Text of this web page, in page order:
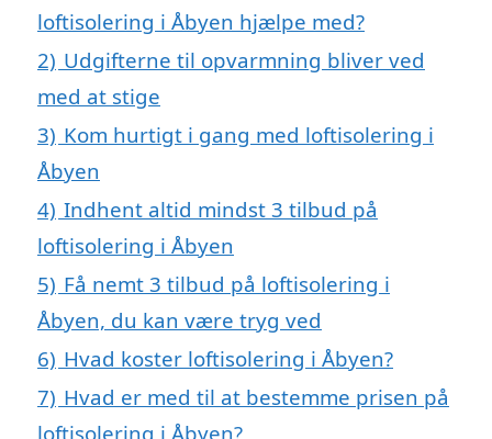
loftisolering i Åbyen hjælpe med?
2) Udgifterne til opvarmning bliver ved
med at stige
3) Kom hurtigt i gang med loftisolering i
Åbyen
4) Indhent altid mindst 3 tilbud på
loftisolering i Åbyen
5) Få nemt 3 tilbud på loftisolering i
Åbyen, du kan være tryg ved
6) Hvad koster loftisolering i Åbyen?
7) Hvad er med til at bestemme prisen på
loftisolering i Åbyen?